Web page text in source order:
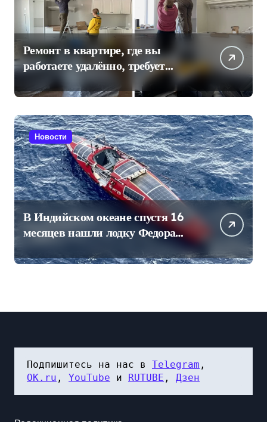
Ремонт в квартире, где вы
работаете удалённо, требует
отдельного плана
Новости
В Индийском океане спустя 16
месяцев нашли лодку Федора
Конюхова
Подпишитесь на нас в Telegram
OK.ru , YouTube и RUTUBE , Дзен